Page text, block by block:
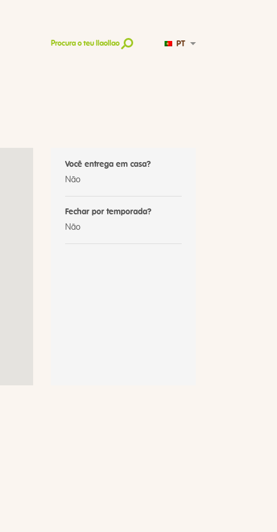
Procura o teu llaollao PT
Você entrega em casa?
Não
Fechar por temporada?
Não